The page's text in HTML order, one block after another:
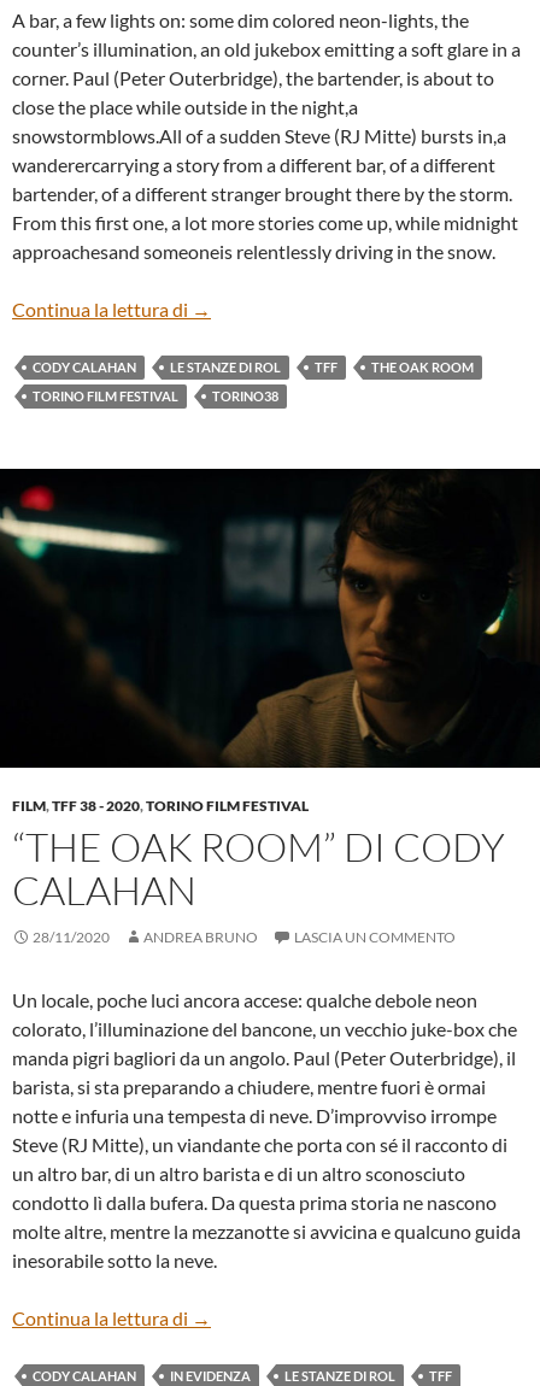
A bar, a few lights on: some dim colored neon-lights, the
counter’s illumination, an old jukebox emitting a soft glare in a
corner. Paul (Peter Outerbridge), the bartender, is about to
close the place while outside in the night,a
snowstormblows.All of a sudden Steve (RJ Mitte) bursts in,a
wanderercarrying a story from a different bar, of a different
bartender, of a different stranger brought there by the storm.
From this first one, a lot more stories come up, while midnight
approachesand someoneis relentlessly driving in the snow.
Continua la lettura di “THE OAK ROOM” by CODY CALAHAN
→
CODY CALAHAN LE STANZE DI ROL TFF
THE OAK ROOM
TORINO FILM FESTIVAL
TORINO38
FILM,TFF 38 - 2020,TORINO FILM FESTIVAL
“THE OAK ROOM” DI CODY
CALAHAN
28/11/2020 ANDREA BRUNO LASCIA UN COMMENTO
Un locale, poche luci ancora accese: qualche debole neon
colorato, l’illuminazione del bancone, un vecchio juke-box che
manda pigri bagliori da un angolo. Paul (Peter Outerbridge), il
barista, si sta preparando a chiudere, mentre fuori è ormai
notte e infuria una tempesta di neve. D’improvviso irrompe
Steve (RJ Mitte), un viandante che porta con sé il racconto di
un altro bar, di un altro barista e di un altro sconosciuto
condotto lì dalla bufera. Da questa prima storia ne nascono
molte altre, mentre la mezzanotte si avvicina e qualcuno guida
inesorabile sotto la neve.
Continua la lettura di “THE OAK ROOM” DI CODY CALAHAN
→
CODY CALAHAN IN EVIDENZA LE STANZE DI ROL
TFF